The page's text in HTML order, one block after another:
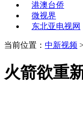
港澳台侨
微视界
东北亚电视网
当前位置： 中新视频
火箭欲重